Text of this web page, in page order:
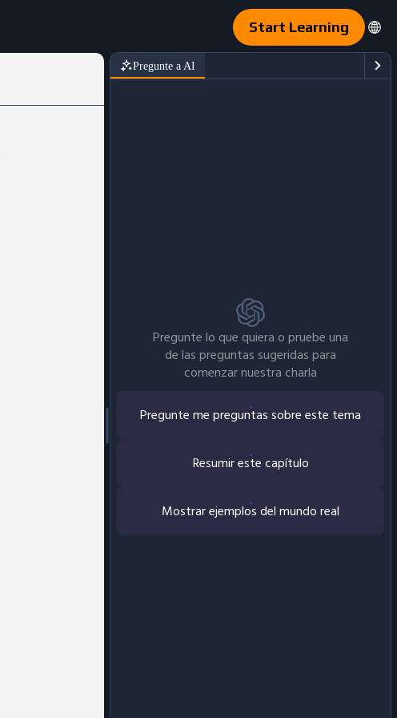
Start Learning
Pregunte a AI
Pregunte lo que quiera o pruebe una
de las preguntas sugeridas para
comenzar nuestra charla
Pregunte me preguntas sobre este tema
Resumir este capítulo
Mostrar ejemplos del mundo real